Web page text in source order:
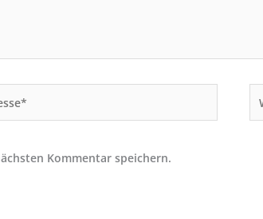
Kommentar speichern.